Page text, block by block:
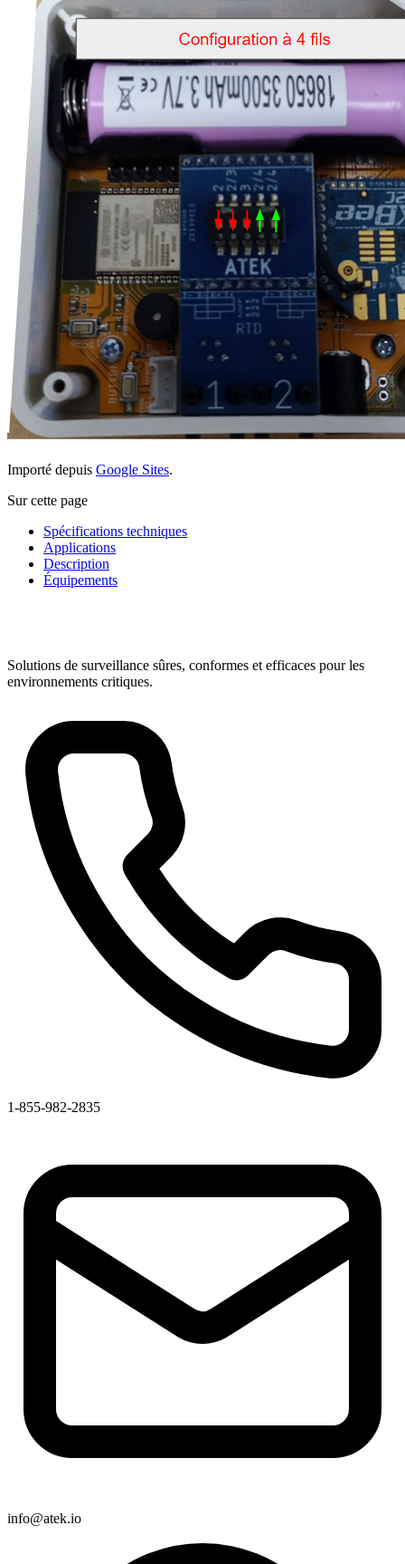
Importé depuis Google Sites.
Sur cette page
Spécifications techniques
Applications
Description
Équipements
Solutions de surveillance sûres, conformes et efficaces pour les
environnements critiques.
1-855-982-2835
info@atek.io